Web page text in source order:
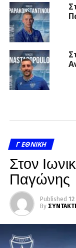
Γ ΕΘΝΙΚΉ
Στον
Παγώνης
Published
By